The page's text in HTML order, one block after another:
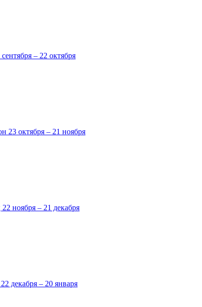
сентября – 22 октября
23 октября – 21 ноября
22 ноября – 21 декабря
22 декабря – 20 января